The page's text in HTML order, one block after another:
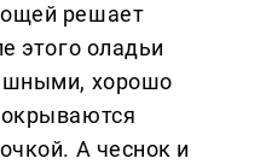
решает
этого оладьи
хорошо
А чеснок и